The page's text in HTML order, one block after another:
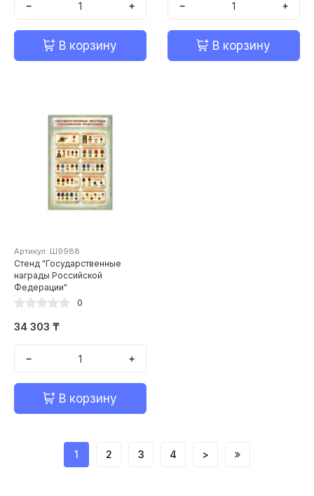
− +
В корзину
− +
В корзину
Артикул: Ш9988
Стенд "Государственные
награды Российской
Федерации"
0
34 303 ₸
− +
В корзину
1 2 3 4 >